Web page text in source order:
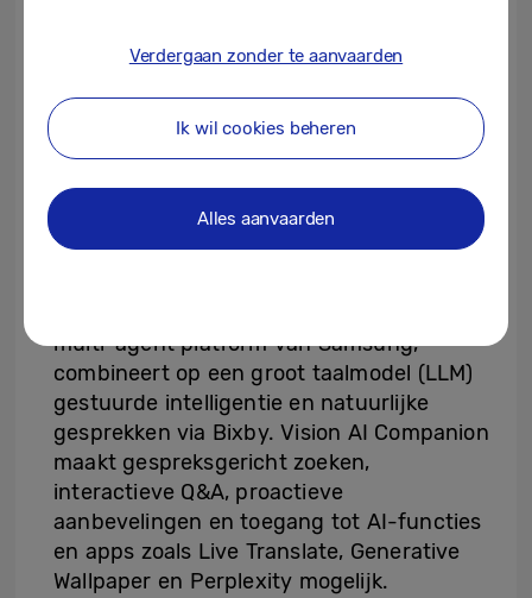
van een verfijnde Micro RGB-lichtbron met
voor ongeëvenaarde kleurexpressie. Micro
RGB Precision Color 100 is VDE-
uiteenlopende BT.2020-kleurenpalet, voor
hyperrealistische kleuren en briljante
multi-agent platform van Samsung,
combineert op een groot taalmodel (LLM)
gestuurde intelligentie en natuurlijke
gesprekken via Bixby. Vision AI Companion
maakt gespreksgericht zoeken,
interactieve Q&A, proactieve
aanbevelingen en toegang tot AI-functies
en apps zoals Live Translate, Generative
Wallpaper en Perplexity mogelijk.
Verdergaan zonder te aanvaarden
Ik wil cookies beheren
Alles aanvaarden